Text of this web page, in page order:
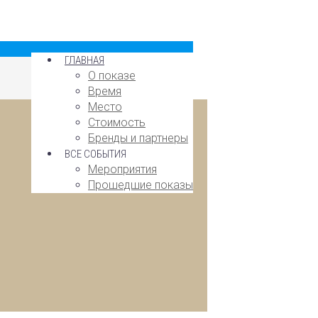
ГЛАВНАЯ
О показе
Время
Место
Стоимость
Бренды и партнеры
ВСЕ СОБЫТИЯ
Мероприятия
Прошедшие показы